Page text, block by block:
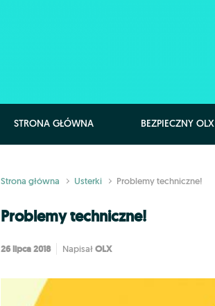
STRONA GŁÓWNA BEZPIECZNY OLX
Strona główna Usterki Problemy techniczne!
Problemy techniczne!
26 lipca 2018 Napisał OLX